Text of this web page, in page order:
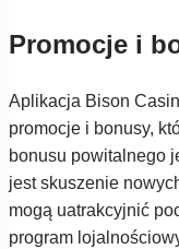
Promocje i
Aplikacja Bison
promocje i bonusy,
bonusu powitalnego
jest skuszenie
mogą uatrakcyjnić
program